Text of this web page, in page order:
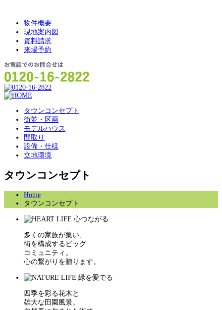
物件概要
現地案内図
資料請求
来場予約
タウンコンセプト
街並・区画
モデルハウス
間取り
設備・仕様
立地環境
タウンコンセプト
Home
タウンコンセプト
多くの家族が集い、
街を構成するビッグ
コミュニティ。
心の繋がりを贈ります。
四季を彩る花木と
雄大な田園風景。